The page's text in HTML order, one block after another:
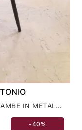
SEDIA CLARK IN TESSUTO CON GAMBE IN METALLO VERNICIATO
-40%